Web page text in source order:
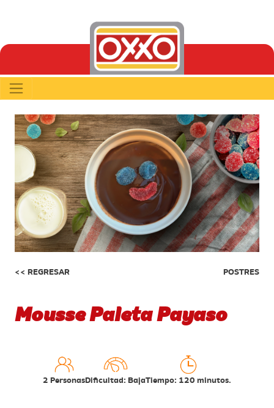
<< REGRESAR POSTRES
Mousse Paleta Payaso
2 Personas Dificultad: BajaTiempo: 120 minutos.